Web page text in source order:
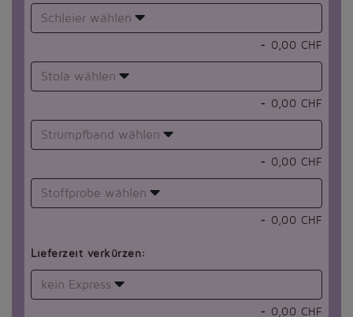
Schleier wählen
+ 0,00 CHF
Stola wählen
+ 0,00 CHF
Strumpfband wählen
+ 0,00 CHF
Stoffprobe wählen
+ 0,00 CHF
Lieferzeit verkürzen:
kein Express
+ 0,00 CHF